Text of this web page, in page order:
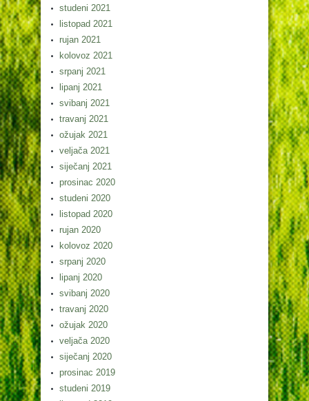
studeni 2021
listopad 2021
rujan 2021
kolovoz 2021
srpanj 2021
lipanj 2021
svibanj 2021
travanj 2021
ožujak 2021
veljača 2021
siječanj 2021
prosinac 2020
studeni 2020
listopad 2020
rujan 2020
kolovoz 2020
srpanj 2020
lipanj 2020
svibanj 2020
travanj 2020
ožujak 2020
veljača 2020
siječanj 2020
prosinac 2019
studeni 2019